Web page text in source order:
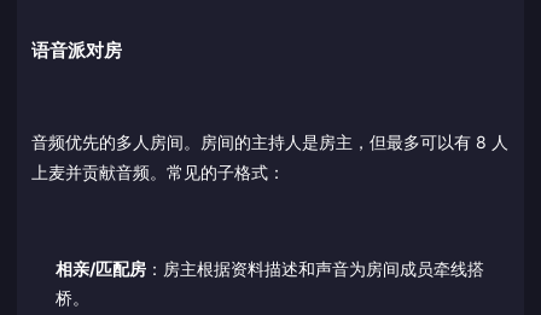
语音派对房
音频优先的多人房间。房间的主持人是房主，但最多可以有 8 人
上麦并贡献音频。常见的子格式：
相亲/匹配房：房主根据资料描述和声音为房间成员牵线搭
桥。